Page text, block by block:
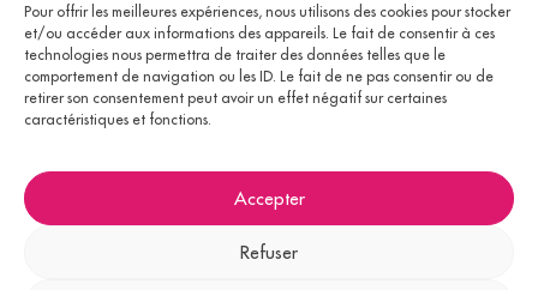
Pour offrir les meilleures expériences, nous utilisons des cookies pour stocker
et/ou accéder aux informations des appareils. Le fait de consentir à ces
technologies nous permettra de traiter des données telles que le
comportement de navigation ou les ID. Le fait de ne pas consentir ou de
retirer son consentement peut avoir un effet négatif sur certaines
caractéristiques et fonctions.
Accepter
Refuser
Ariège
Prévention
Mobile
© 2026 Tous